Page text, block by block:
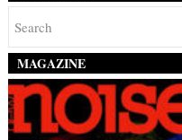
MAGAZINE